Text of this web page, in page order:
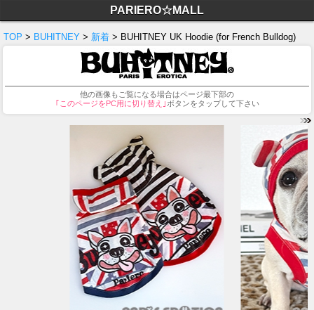
PARIERO☆MALL
TOP > BUHITNEY > 新着 > BUHITNEY UK Hoodie (for French Bulldog)
他の画像もご覧になる場合はページ最下部の
｢このページをPC用に切り替え｣ ボタンをタップして下さい